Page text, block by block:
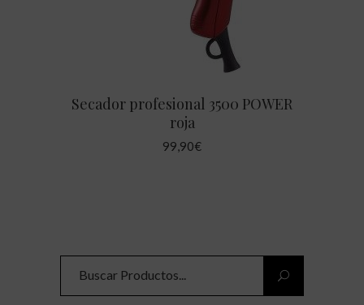
Secador profesional 3500 POWER
roja
99,90€